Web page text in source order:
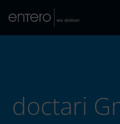
doctari